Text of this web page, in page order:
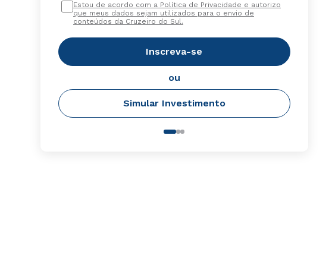
Estou de acordo com a Política de Privacidade e autorizo
que meus dados sejam utilizados para o envio de
conteúdos da Cruzeiro do Sul.
Inscreva-se
ou
Simular Investimento